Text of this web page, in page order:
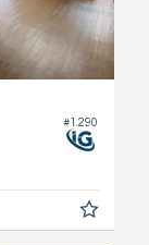
#1.290